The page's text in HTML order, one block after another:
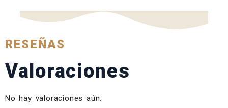
RESEÑAS
Valoraciones
No hay valoraciones aún.